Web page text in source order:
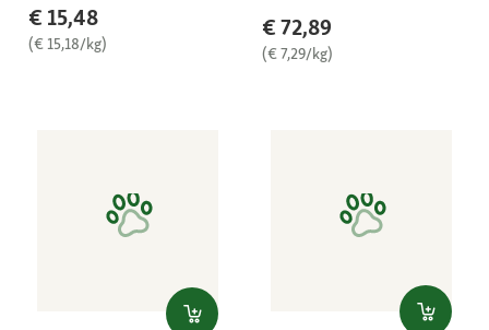
€ 15,48
(€ 15,18/kg)
€ 72,89
(€ 7,29/kg)